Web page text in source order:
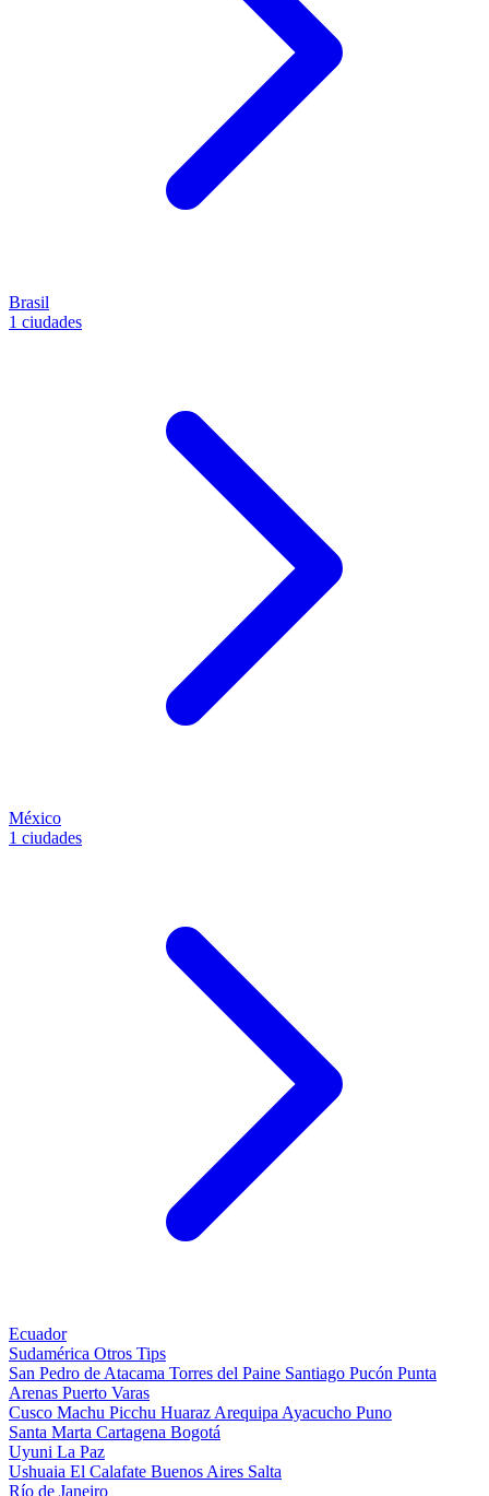
Brasil
1 ciudades
México
1 ciudades
Ecuador
Sudamérica Otros Tips
San Pedro de Atacama Torres del Paine Santiago Pucón Punta
Arenas Puerto Varas
Cusco Machu Picchu Huaraz Arequipa Ayacucho Puno
Santa Marta Cartagena Bogotá
Uyuni La Paz
Ushuaia El Calafate Buenos Aires Salta
Río de Janeiro